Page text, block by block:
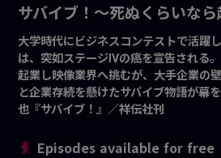
サバイブ！〜死ぬくらいな
大学時代にビジネスコンテストで活躍
は、突如ステージⅣの癌を宣告される
起業し映像業界へ挑むが、大手企業の
と企業存続を懸けたサバイブ物語が幕
也『サバイブ！』／祥伝社刊
Episodes available for free